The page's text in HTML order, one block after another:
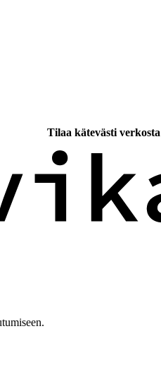
Tilaa kätevästi verkosta